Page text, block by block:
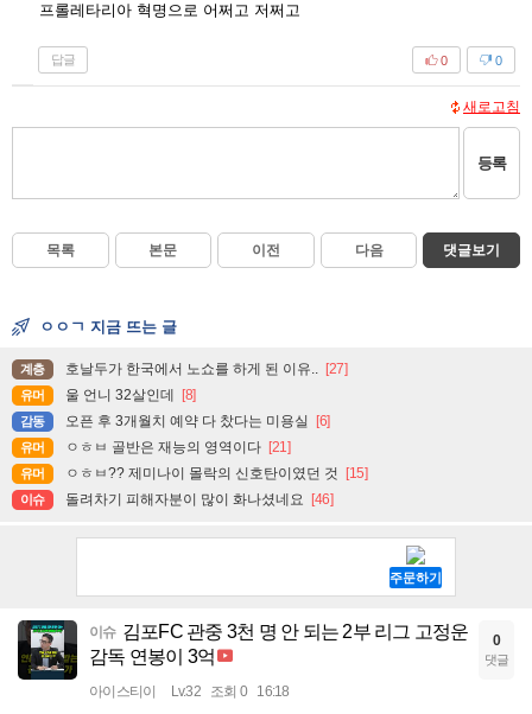
프롤레타리아 혁명으로 어쩌고 저쩌고
답글 0
0
새로고침
등록
목록 본문 이전 다음 댓글보기
ㅇㅇㄱ 지금 뜨는 글
계층 호날두가 한국에서 노쇼를 하게 된 이유.. [27]
유머 울 언니 32살인데 [8]
감동 오픈 후 3개월치 예약 다 찼다는 미용실 [6]
유머 ㅇㅎㅂ 골반은 재능의 영역이다 [21]
유머 ㅇㅎㅂ?? 제미나이 몰락의 신호탄이였던 것 [15]
이슈 돌려차기 피해자분이 많이 화나셨네요 [46]
이슈 김포FC 관중 3천 명 안 되는 2부 리그 고정운
감독 연봉이 3억
아이스티이 Lv.32 조회 0 16:18
0
댓글